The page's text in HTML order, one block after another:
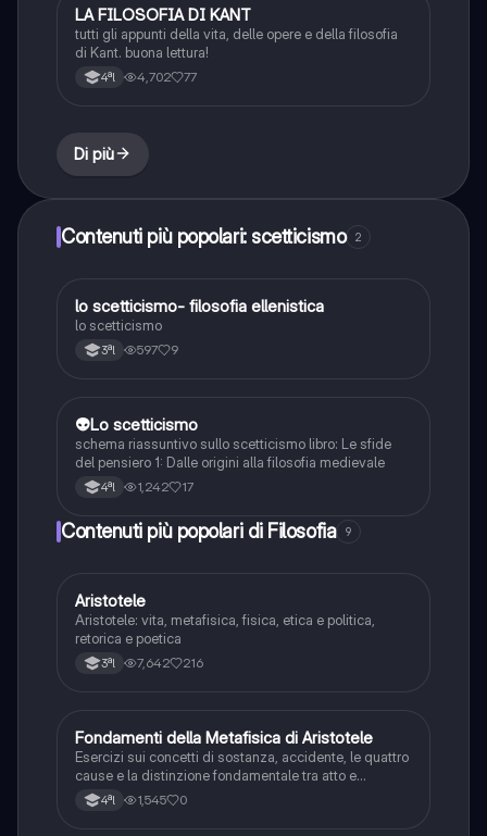
Filosofia
LA FILOSOFIA DI KANT
tutti gli appunti della vita, delle opere e della filosofia
di Kant. buona lettura!
4ªl 4,702 77
Di più
Contenuti più popolari: scetticismo 2
Filosofia
lo scetticismo- filosofia ellenistica
lo scetticismo
3ªl 597 9
Filosofia
👽Lo scetticismo
schema riassuntivo sullo scetticismo libro: Le sfide
del pensiero 1: Dalle origini alla filosofia medievale
4ªl 1,242 17
Contenuti più popolari di Filosofia 9
Filosofia
Aristotele
Aristotele: vita, metafisica, fisica, etica e politica,
retorica e poetica
3ªl 7,642 216
FFilosofia
Fondamenti della Metafisica di Aristotele
Esercizi sui concetti di sostanza, accidente, le quattro
cause e la distinzione fondamentale tra atto e
potenza.
4ªl 1,545 0